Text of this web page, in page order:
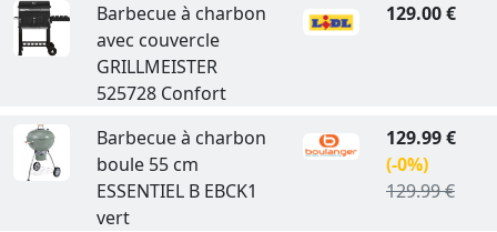
Barbecue à charbon
avec couvercle
GRILLMEISTER
525728 Confort
129.00 €
Barbecue à charbon
boule 55 cm
ESSENTIEL B EBCK1
vert
129.99 €
(-0%)
129.99 €